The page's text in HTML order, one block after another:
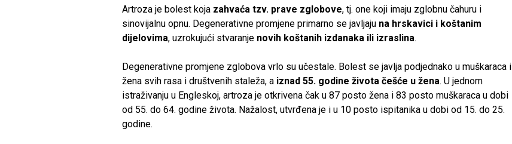
Artroza je bolest koja zahvaća tzv. prave zglobove, tj. one koji imaju zglobnu čahuru i
sinovijalnu opnu. Degenerativne promjene primarno se javljaju na hrskavici i koštanim
dijelovima, uzrokujući stvaranje novih koštanih izdanaka ili izraslina.
Degenerativne promjene zglobova vrlo su učestale. Bolest se javlja podjednako u muškaraca i
žena svih rasa i društvenih staleža, a iznad 55. godine života češće u žena. U jednom
istraživanju u Engleskoj, artroza je otkrivena čak u 87 posto žena i 83 posto muškaraca u dobi
od 55. do 64. godine života. Nažalost, utvrđena je i u 10 posto ispitanika u dobi od 15. do 25.
godine.